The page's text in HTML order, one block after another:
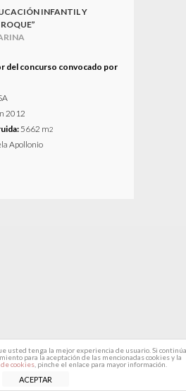
INFANTIL Y
del concurso convocado por
2012
5662 m2
Apollonio
usted tenga la mejor experiencia de usuario. Si continúa
para la aceptación de las mencionadas cookies y la
cookies, pinche el enlace para mayor información.
ACEPTAR